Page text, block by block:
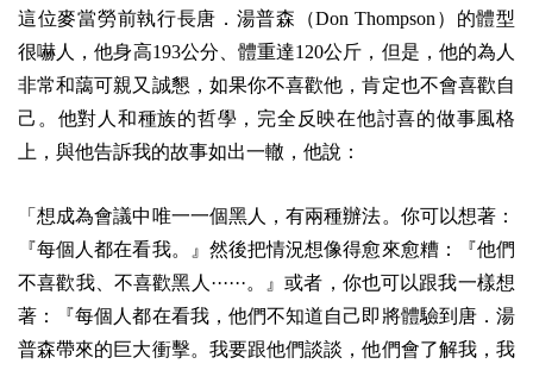
這位麥當勞前執行長唐．湯普森（Don Thompson）的體型
很嚇人，他身高193公分、體重達120公斤，但是，他的為人
非常和藹可親又誠懇，如果你不喜歡他，肯定也不會喜歡自
己。他對人和種族的哲學，完全反映在他討喜的做事風格
上，與他告訴我的故事如出一轍，他說：
「想成為會議中唯一一個黑人，有兩種辦法。你可以想著：
『每個人都在看我。』然後把情況想像得愈來愈糟：『他們
不喜歡我、不喜歡黑人······。』或者，你也可以跟我一樣想
著：『每個人都在看我，他們不知道自己即將體驗到唐．湯
普森帶來的巨大衝擊。我要跟他們談談，他們會了解我，我